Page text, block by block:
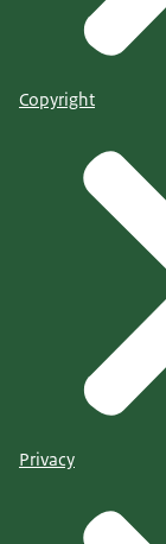
Copyright
Privacy